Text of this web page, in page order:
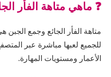
❓ ماهي متاهة الفأر
متاهة الفأر الجائع وجمع الجبن
للجميع لعبها مباشرة عبر
الأعمار ومستويات المهارة.